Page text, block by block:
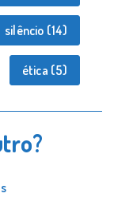
silêncio (14)
ética (5)